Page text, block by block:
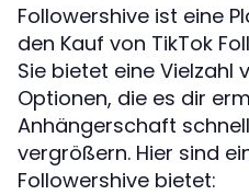
Followershive ist eine
den Kauf von TikTok
Sie bietet eine Vielzahl
Optionen, die es dir
Anhängerschaft
vergrößern. Hier sind
Followershive bietet: